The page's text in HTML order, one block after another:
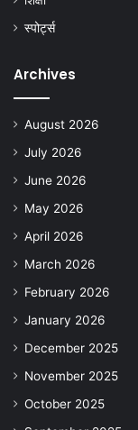
स्पोर्ट्स
Archives
August 2026
July 2026
June 2026
May 2026
April 2026
March 2026
February 2026
January 2026
December 2025
November 2025
October 2025